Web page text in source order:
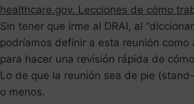
healthcare.gov. Lecciones de cómo
Sin tener que irme al DRAI, al
podríamos definir a esta reunión
para hacer una revisión rápida de
Lo de que la reunión sea de pie
o menos.